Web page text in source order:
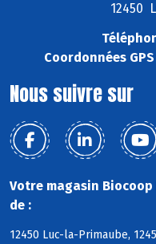
12450
Coordonnées
Nous suivre sur
Votre magasin Biocoop
de :
12450 Luc-la-Primaube,